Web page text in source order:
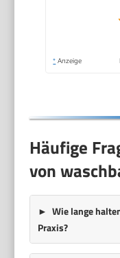
* Anzeige
Häufige
von
Wie lange
Praxis?